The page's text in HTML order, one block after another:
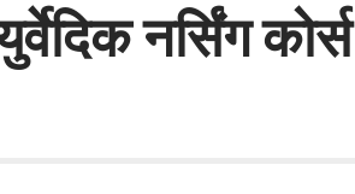
नर्सिंग कोर्स